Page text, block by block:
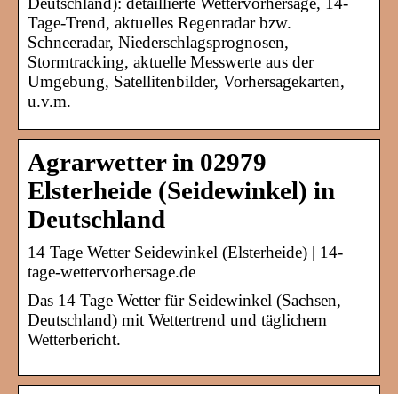
Tage-Trend, aktuelles Regenradar bzw.
Schneeradar, Niederschlagsprognosen,
Stormtracking, aktuelle Messwerte aus der
Umgebung, Satellitenbilder, Vorhersagekarten,
u.v.m.
Agrarwetter in 02979
Elsterheide (Seidewinkel) in
Deutschland
14 Tage Wetter Seidewinkel (Elsterheide) | 14-
tage-wettervorhersage.de
Das 14 Tage Wetter für Seidewinkel (Sachsen,
Deutschland) mit Wettertrend und täglichem
Wetterbericht.